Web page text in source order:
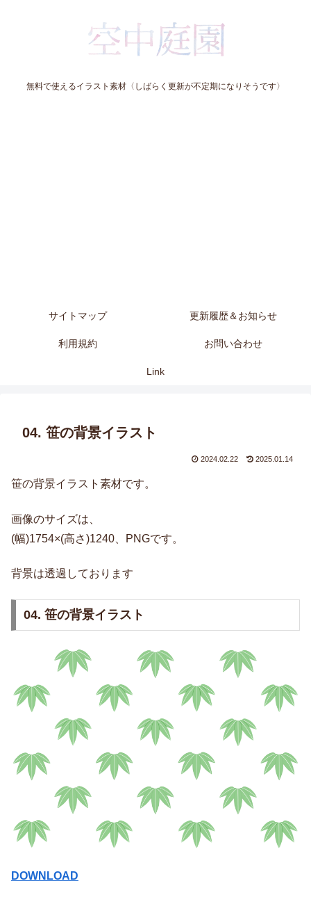
無料で使えるイラスト素材〈しばらく更新が不定期になりそうです〉
サイトマップ 更新履歴＆お知らせ
利用規約 お問い合わせ
Link
04. 笹の背景イラスト
2024.02.22 2025.01.14
笹の背景イラスト素材です。
画像のサイズは、
(幅)1754×(高さ)1240、PNGです。
背景は透過しております
04. 笹の背景イラスト
DOWNLOAD